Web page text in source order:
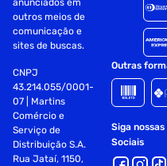
Garanta Já O Seu Conjunto
Em Verdadeiras Obras De
Perguntas Frequentes
Qual A Espessura Do Traço
O Traço Varia Entre 1 E 3,5
Diferentes Tamanhos De
anunciados em
outros meios de
comunicação e
sites de buscas.
CNPJ
43.214.055/0001-
07 | Martins
Comércio e
Serviço de
Distribuição S.A.
Rua Jataí, 1150,
Outras
Siga nossas
Sociais